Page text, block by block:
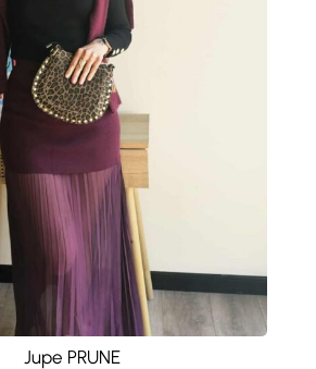
Jupe PRUNE